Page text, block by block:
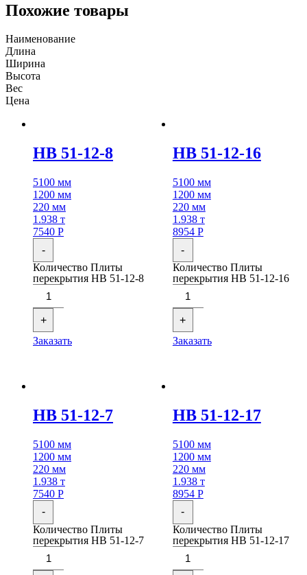
Похожие товары
Наименование
Длина
Ширина
Высота
Вес
Цена
НВ 51-12-8
5100 мм
1200 мм
220 мм
1.938 т
7540 Р
-
Количество Плиты
перекрытия НВ 51-12-8
+
Заказать
НВ 51-12-16
5100 мм
1200 мм
220 мм
1.938 т
8954 Р
-
Количество Плиты
перекрытия НВ 51-12-16
+
Заказать
НВ 51-12-7
5100 мм
1200 мм
220 мм
1.938 т
7540 Р
-
Количество Плиты
перекрытия НВ 51-12-7
НВ 51-12-17
5100 мм
1200 мм
220 мм
1.938 т
8954 Р
-
Количество Плиты
перекрытия НВ 51-12-17